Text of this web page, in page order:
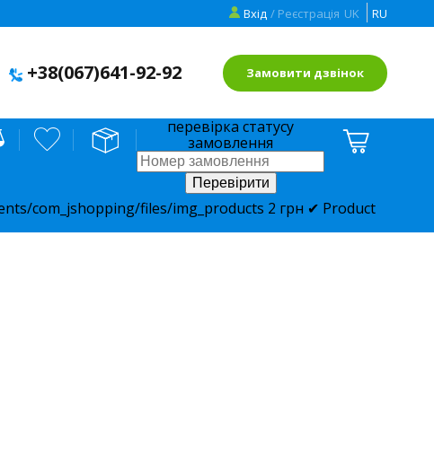
Вхід / Реєстрація UK RU
+38(067)641-92-92 Замовити дзвінок
перевірка статусу
замовлення
com_jshopping/files/img_products 2 грн ✔ Product